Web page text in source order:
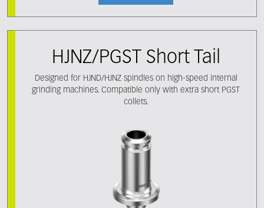
HJNZ/PGST Short Tail
Designed for HJND/HJNZ spindles on high-speed internal
grinding machines. Compatible only with extra short PGST
collets.